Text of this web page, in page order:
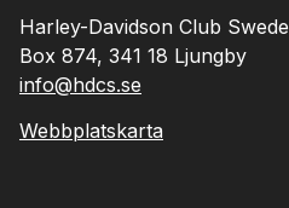
Harley-Davidson Club
Box 874, 341 18 Ljungby
info@hdcs.se
Webbplatskarta